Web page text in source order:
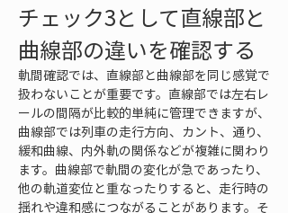
チェック3として直線部と
曲線部の違いを確認する
軌間確認では、直線部と曲線部を同じ感覚で
扱わないことが重要です。直線部では左右レ
ールの間隔が比較的単純に管理できますが、
曲線部では列車の走行方向、カント、通り、
緩和曲線、内外軌の関係などが複雑に関わり
ます。曲線部で軌間の変化が急であったり、
他の軌道変位と重なったりすると、走行時の
揺れや違和感につながることがあります。そ